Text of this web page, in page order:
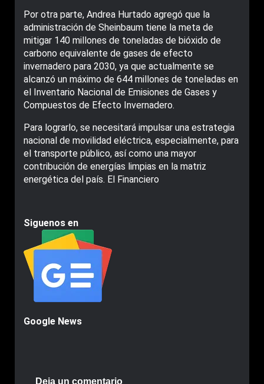
Por otra parte, Andrea Hurtado agregó que la
administración de Sheinbaum tiene la meta de
mitigar 140 millones de toneladas de bióxido de
carbono equivalente de gases de efecto
invernadero para 2030, ya que actualmente se
alcanzó un máximo de 644 millones de toneladas en
el Inventario Nacional de Emisiones de Gases y
Compuestos de Efecto Invernadero.
Para lograrlo, se necesitará impulsar una estrategia
nacional de movilidad eléctrica, especialmente, para
el transporte público, así como una mayor
contribución de energías limpias en la matriz
energética del país. El Financiero
Siguenos en
Google News
Deja un comentario